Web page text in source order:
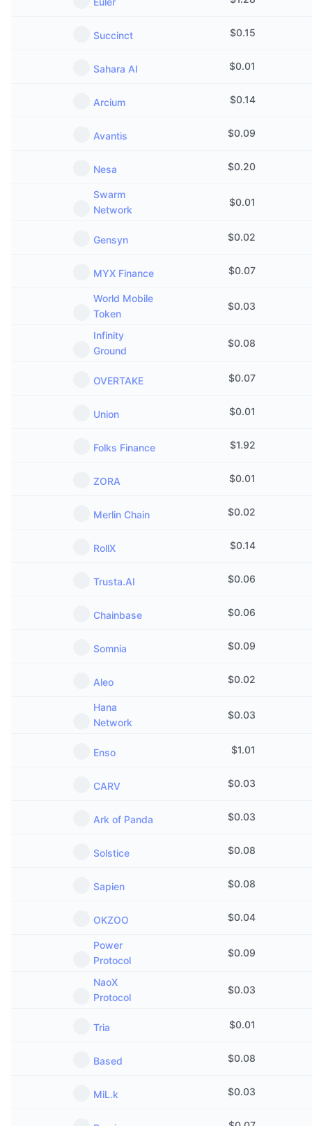
Succinct $0.15
Sahara AI $0.01
Arcium $0.14
Avantis $0.09
Nesa $0.20
Swarm
Network
$0.01
Gensyn $0.02
MYX Finance $0.07
World Mobile
Token
$0.03
Infinity
Ground
$0.08
OVERTAKE $0.07
Union $0.01
Folks Finance $1.92
ZORA $0.01
Merlin Chain $0.02
RollX $0.14
Trusta.AI $0.06
Chainbase $0.06
Somnia $0.09
Aleo $0.02
Hana
Network
$0.03
Enso $1.01
CARV $0.03
Ark of Panda $0.03
Solstice $0.08
Sapien $0.08
OKZOO $0.04
Power
Protocol
$0.09
NaoX
Protocol
$0.03
Tria $0.01
Based $0.08
MiL.k $0.03